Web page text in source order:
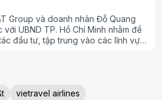
Group và doanh nhân Đỗ Quang
UBND TP. Hồ Chí Minh nhằm đề
đầu tư, tập trung vào các lĩnh vực
vietravel airlines